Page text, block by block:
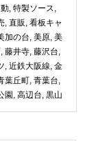
, 特製ソース,
, 直販 , 看板キャ
加の台, 美原, 美
, 藤井寺, 藤沢台,
, 近鉄大阪線, 金
葉丘町, 青葉台,
園 , 高辺台, 黒山